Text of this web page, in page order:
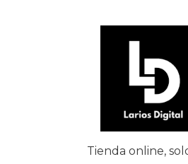
Tienda online,